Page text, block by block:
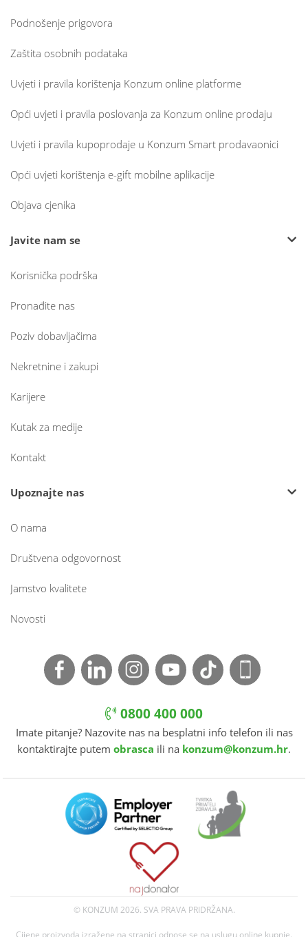
Podnošenje prigovora
Zaštita osobnih podataka
Uvjeti i pravila korištenja Konzum online platforme
Opći uvjeti i pravila poslovanja za Konzum online prodaju
Uvjeti i pravila kupoprodaje u Konzum Smart prodavaonici
Opći uvjeti korištenja e-gift mobilne aplikacije
Objava cjenika
Javite nam se
Korisnička podrška
Pronađite nas
Poziv dobavljačima
Nekretnine i zakupi
Karijere
Kutak za medije
Kontakt
Upoznajte nas
O nama
Društvena odgovornost
Jamstvo kvalitete
Novosti
0800 400 000
Imate pitanje? Nazovite nas na besplatni info telefon ili nas
kontaktirajte putem obrasca ili na konzum@konzum.hr.
© KONZUM 2026. SVA PRAVA PRIDRŽANA.
Cijene proizvoda izražene na stranici odnose se na uslugu online kupnje.